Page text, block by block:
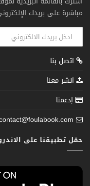
مباشرة على بريدك
اتصل بنا
انشر معنا
إدعمنا
حمّل تطبيقنا على